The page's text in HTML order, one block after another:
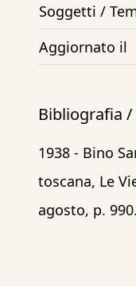
Soggetti /
Aggiornato il
Bibliografia
1938 - Bino
toscana, Le
agosto, p. 990.